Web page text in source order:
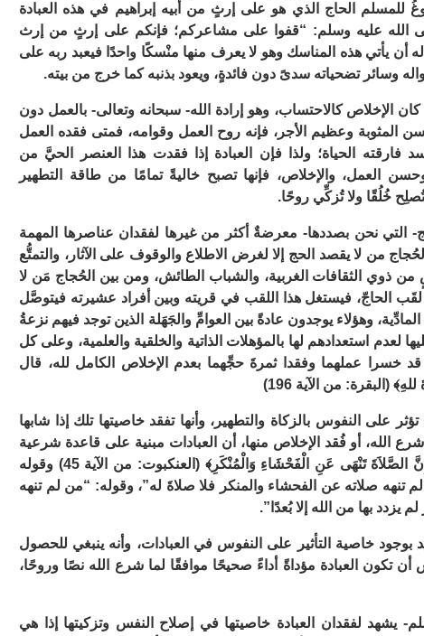
للمسلم الحاج الذي هو على إرثٍ من أبيه إبراهيم في هذه العبادة
الله عليه وسلم: “قفوا على مشاعركم؛ فإنكم على إرثٍ من إرث
أن يأتي هذه المناسك وهو لا يعرف منها منْسكًا واحدًا فيعبد ربه على
وسائر تضحياته سدىً دون فائدةٍ، ويعود بذنبه كما خرج من بيته.
كان الإخلاص كالاحتساب، وهو إرادة الله- سبحانه وتعالى- بالعمل دون
المثوبة وعظيم الأجر، فإنه روح العمل وقوامه، فمتى فقده العمل
فارقته الحياة؛ ولذا فإن العبادة إذا فقدت هذا العنصر الحيَّ من
وحسن العمل، والإخلاص، فإنها تصبح خاليةً تمامًا من طاقة التطهير
تُصلِح خُلُقًا ولا تُزكِّي روحًا.
التي نحن بصددها- معرضةٌ أكثر من غيرها لفقدان عناصرها المهمة
من لا يقصد الحج إلا لغرض الاطلاع والوقوف على الآثار، والتمتُّع
من ذوي الثقافات الغربية، والشباب الطائش، ومن بين الحُجاج مَن لا
الحاجّ، فيستغل هذا اللقب في قريته وبين أفراد عشيرته فيتوصَّل
وهؤلاء يوجدون عادةً بين العوامِّ والجَهَلة الذين توجد فيهم نزعةُ
لعدم استعدادهم لها بالمؤهلات الذاتية والخلقية والعلمية، وعلى كل
خسرا عملهما وفقدا ثمرةَ حجِّهما بعدم الإخلاص الكامل لله، قال
(البقرة: من الآية 196)
على النفوس بالزكاة والتطهير، وأنها تفقد خاصيتها تلك إذا شابها
الله، أو فُقد الإخلاص منها، أن العبادات مبنية على قاعدة شرعية
جليلة، وهي قوله تعالى: ﴿إِنَّ الصَّلاَةَ تَنْهَى عَنِ الْفَحْشَاءِ وَالْمُنْكَرِ﴾ (العنكبوت: من الآية 45) وقوله
تنهه صلاته عن الفحشاء والمنكر فلا صلاةَ له”، وقوله: “من لم تنهه
يزدد بها من الله إلا بُعدًا”.
بوجود خاصية التأثير على النفوس في العبادات، وأنه ينبغي للحصول
أن تكون العبادة مؤداةً أداءً صحيحًا موافقًا لما شرع الله نصًا وروحًا،
يشهد لفقدان العبادة خاصيتها في إصلاح النفس وتزكيتها إذا هي